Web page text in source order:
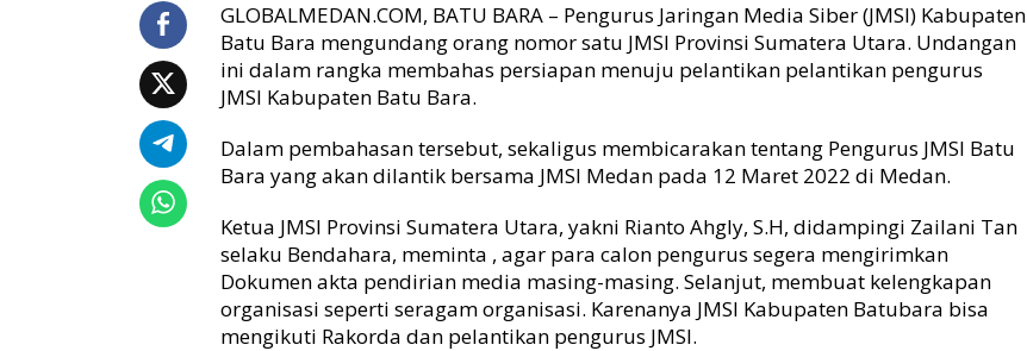
e
n
g
u
s
J
S
I
B
a
t
GLOBALMEDAN.COM, BATU BARA – Pengurus Jaringan Media Siber (JMSI) Kabupaten
Batu Bara mengundang orang nomor satu JMSI Provinsi Sumatera Utara. Undangan
ini dalam rangka membahas persiapan menuju pelantikan pelantikan pengurus
JMSI Kabupaten Batu Bara.
Dalam pembahasan tersebut, sekaligus membicarakan tentang Pengurus JMSI Batu
Bara yang akan dilantik bersama JMSI Medan pada 12 Maret 2022 di Medan.
Ketua JMSI Provinsi Sumatera Utara, yakni Rianto Ahgly, S.H, didampingi Zailani Tan
selaku Bendahara, meminta , agar para calon pengurus segera mengirimkan
Dokumen akta pendirian media masing-masing. Selanjut, membuat kelengkapan
organisasi seperti seragam organisasi. Karenanya JMSI Kabupaten Batubara bisa
mengikuti Rakorda dan pelantikan pengurus JMSI.